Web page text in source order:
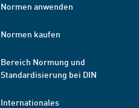
Normen anwenden
Normen kaufen
Bereich Normung und
Standardisierung bei DIN
Internationales